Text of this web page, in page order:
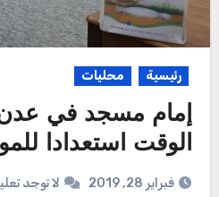
رئيسية محليات
إمام مسجد في
الوقت استعدادا
فبراير 28, 2019 لا توجد